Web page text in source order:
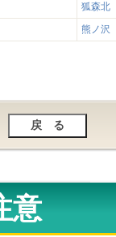
狐森北
熊ノ沢
意